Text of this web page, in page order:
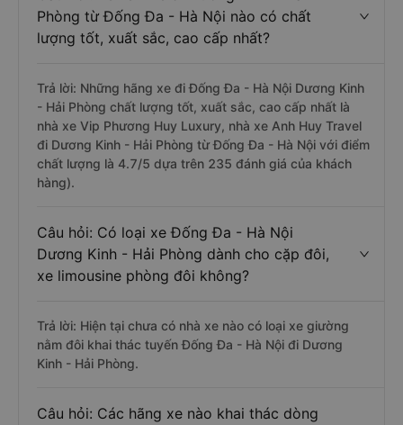
Phòng từ Đống Đa - Hà Nội nào có chất
lượng tốt, xuất sắc, cao cấp nhất?
Trả lời: Những hãng xe đi Đống Đa - Hà Nội Dương Kinh
- Hải Phòng chất lượng tốt, xuất sắc, cao cấp nhất là
nhà xe Vip Phương Huy Luxury, nhà xe Anh Huy Travel
đi Dương Kinh - Hải Phòng từ Đống Đa - Hà Nội với điểm
chất lượng là 4.7/5 dựa trên 235 đánh giá của khách
hàng).
Câu hỏi: Có loại xe Đống Đa - Hà Nội
Dương Kinh - Hải Phòng dành cho cặp đôi,
xe limousine phòng đôi không?
Trả lời: Hiện tại chưa có nhà xe nào có loại xe giường
nằm đôi khai thác tuyến Đống Đa - Hà Nội đi Dương
Kinh - Hải Phòng.
Câu hỏi: Các hãng xe nào khai thác dòng